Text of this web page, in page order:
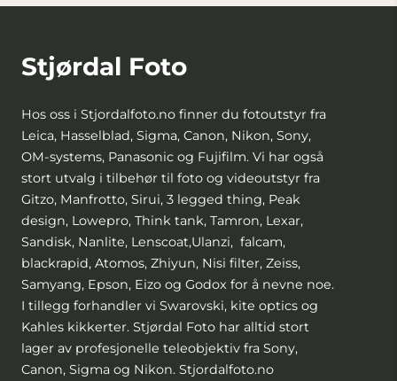
Stjørdal Foto
Hos oss i Stjordalfoto.no finner du fotoutstyr fra
Leica, Hasselblad, Sigma, Canon, Nikon, Sony,
OM-systems, Panasonic og Fujifilm. Vi har også
stort utvalg i tilbehør til foto og videoutstyr fra
Gitzo, Manfrotto, Sirui, 3 legged thing, Peak
design, Lowepro, Think tank, Tamron, Lexar,
Sandisk, Nanlite, Lenscoat,Ulanzi, falcam,
blackrapid, Atomos, Zhiyun, Nisi filter, Zeiss,
Samyang, Epson, Eizo og Godox for å nevne noe.
I tillegg forhandler vi Swarovski, kite optics og
Kahles kikkerter. Stjørdal Foto har alltid stort
lager av profesjonelle teleobjektiv fra Sony,
Canon, Sigma og Nikon. Stjordalfoto.no